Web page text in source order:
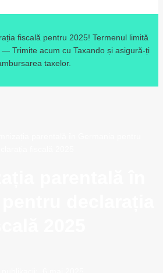
fiscală pentru 2025! Termenul limită
Trimite acum cu Taxando și asigură-ți
taxelor.